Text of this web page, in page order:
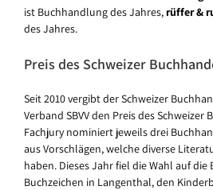
ist Buchhandlung des Jahres, rüffer &
des Jahres.
Preis des Schweizer
Seit 2010 vergibt der Schweizer
Verband SBVV den Preis des Schweizer
Fachjury nominiert jeweils drei
aus Vorschlägen, welche diverse
haben. Dieses Jahr fiel die Wahl auf
Buchzeichen in Langenthal, den